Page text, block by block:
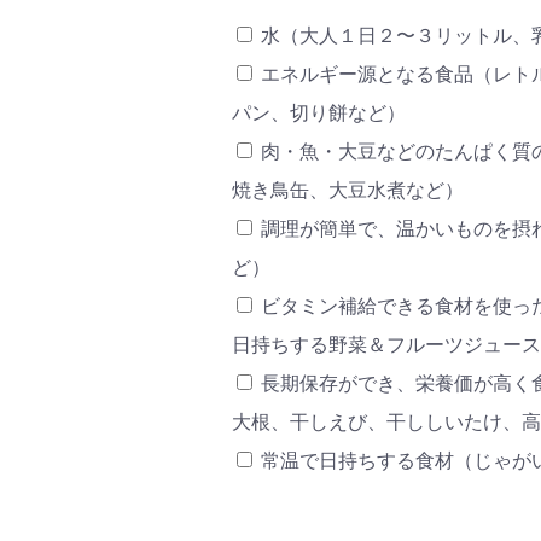
水（大人１日２〜３リットル、
エネルギー源となる食品（レ
パン、切り餅など）
肉・魚・大豆などのたんぱく
焼き鳥缶、大豆水煮など）
調理が簡単で、温かいものを摂
ど）
ビタミン補給できる食材を使
日持ちする野菜＆フルーツジュー
長期保存ができ、栄養価が高く
大根、干しえび、干ししいたけ、
常温で日持ちする食材（じゃが